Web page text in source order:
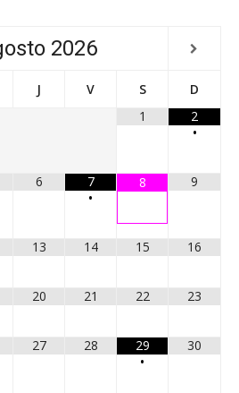
2026
J V S
D
1
2
•
6
7
•
8 9
13 14 15 16
20 21 22 23
27 28
29
•
30